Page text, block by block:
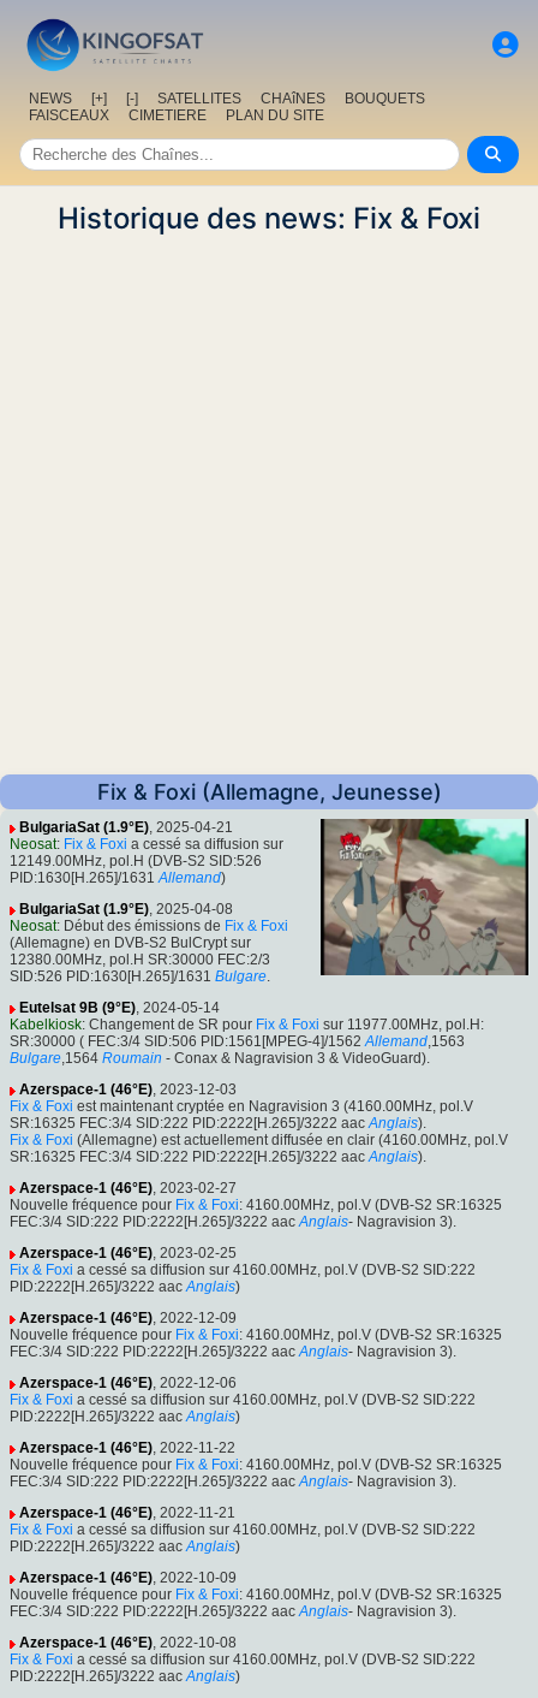
NEWS [+] [-] SATELLITES CHAîNES
BOUQUETS
FAISCEAUX
CIMETIERE PLAN DU SITE
Historique des news: Fix & Foxi
Fix & Foxi (Allemagne, Jeunesse)
BulgariaSat (1.9°E), 2025-04-21
Neosat: Fix & Foxi a cessé sa diffusion sur
12149.00MHz, pol.H (DVB-S2 SID:526
PID:1630[H.265]/1631 Allemand)
BulgariaSat (1.9°E), 2025-04-08
Neosat: Début des émissions de Fix & Foxi
(Allemagne) en DVB-S2 BulCrypt sur
12380.00MHz, pol.H SR:30000 FEC:2/3
SID:526 PID:1630[H.265]/1631 Bulgare.
Eutelsat 9B (9°E), 2024-05-14
Kabelkiosk: Changement de SR pour Fix & Foxi sur 11977.00MHz, pol.H:
SR:30000 ( FEC:3/4 SID:506 PID:1561[MPEG-4]/1562 Allemand,1563
Bulgare,1564 Roumain - Conax & Nagravision 3 & VideoGuard).
Azerspace-1 (46°E), 2023-12-03
Fix & Foxi est maintenant cryptée en Nagravision 3 (4160.00MHz, pol.V
SR:16325 FEC:3/4 SID:222 PID:2222[H.265]/3222 aac Anglais).
Fix & Foxi (Allemagne) est actuellement diffusée en clair (4160.00MHz, pol.V
SR:16325 FEC:3/4 SID:222 PID:2222[H.265]/3222 aac Anglais).
Azerspace-1 (46°E), 2023-02-27
Nouvelle fréquence pour Fix & Foxi: 4160.00MHz, pol.V (DVB-S2 SR:16325
FEC:3/4 SID:222 PID:2222[H.265]/3222 aac Anglais- Nagravision 3).
Azerspace-1 (46°E), 2023-02-25
Fix & Foxi a cessé sa diffusion sur 4160.00MHz, pol.V (DVB-S2 SID:222
PID:2222[H.265]/3222 aac Anglais)
Azerspace-1 (46°E), 2022-12-09
Nouvelle fréquence pour Fix & Foxi: 4160.00MHz, pol.V (DVB-S2 SR:16325
FEC:3/4 SID:222 PID:2222[H.265]/3222 aac Anglais- Nagravision 3).
Azerspace-1 (46°E), 2022-12-06
Fix & Foxi a cessé sa diffusion sur 4160.00MHz, pol.V (DVB-S2 SID:222
PID:2222[H.265]/3222 aac Anglais)
Azerspace-1 (46°E), 2022-11-22
Nouvelle fréquence pour Fix & Foxi: 4160.00MHz, pol.V (DVB-S2 SR:16325
FEC:3/4 SID:222 PID:2222[H.265]/3222 aac Anglais- Nagravision 3).
Azerspace-1 (46°E), 2022-11-21
Fix & Foxi a cessé sa diffusion sur 4160.00MHz, pol.V (DVB-S2 SID:222
PID:2222[H.265]/3222 aac Anglais)
Azerspace-1 (46°E), 2022-10-09
Nouvelle fréquence pour Fix & Foxi: 4160.00MHz, pol.V (DVB-S2 SR:16325
FEC:3/4 SID:222 PID:2222[H.265]/3222 aac Anglais- Nagravision 3).
Azerspace-1 (46°E), 2022-10-08
Fix & Foxi a cessé sa diffusion sur 4160.00MHz, pol.V (DVB-S2 SID:222
PID:2222[H.265]/3222 aac Anglais)